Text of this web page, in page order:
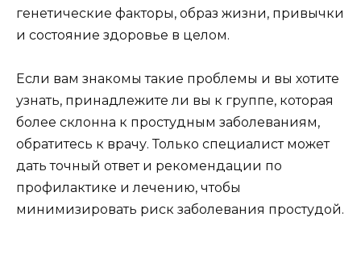
генетические факторы, образ жизни, привычки
и состояние здоровье в целом.
Если вам знакомы такие проблемы и вы хотите
узнать, принадлежите ли вы к группе, которая
более склонна к простудным заболеваниям,
обратитесь к врачу. Только специалист может
дать точный ответ и рекомендации по
профилактике и лечению, чтобы
минимизировать риск заболевания простудой.